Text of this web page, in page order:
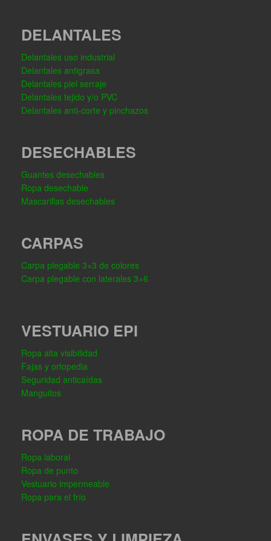
DELANTALES
Delantales uso industrial
Delantales antigrasa
Delantales piel serraje
Delantales tejido y/o PVC
Delantales anti-corte y pinchazos
DESECHABLES
Guantes desechables
Ropa desechable
Mascarillas desechables
CARPAS
Carpa plegable 3×3 de colores
Carpa plegable con laterales 3×6
VESTUARIO EPI
Ropa alta visibilidad
Fajas y ortopedia
Seguridad anticaídas
Manguitos
ROPA DE TRABAJO
Ropa laboral
Ropa de punto
Vestuario impermeable
Ropa para el frío